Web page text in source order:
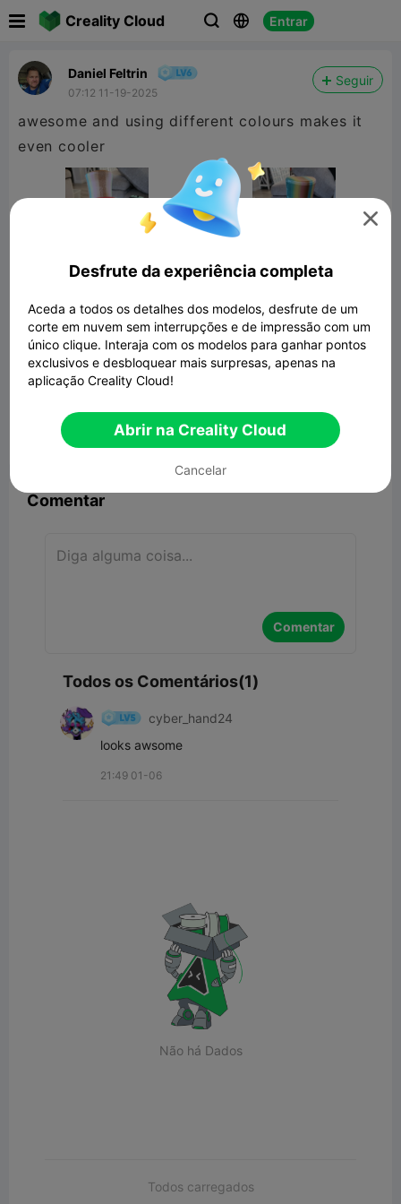
Creality Cloud   Entrar
Daniel Feltrin
07:12 11-19-2025
Seguir
awesome and using different colours makes it
even cooler
freddy fazbear head
Denunciar 4  1
Comentar
Comentar
Todos os Comentários(1)
cyber_hand24
looks awsome
21:49 01-06
Não há Dados
Todos carregados

Desfrute da experiência completa
Aceda a todos os detalhes dos modelos, desfrute de um
corte em nuvem sem interrupções e de impressão com um
único clique. Interaja com os modelos para ganhar pontos
exclusivos e desbloquear mais surpresas, apenas na
aplicação Creality Cloud!
Abrir na Creality Cloud
Cancelar